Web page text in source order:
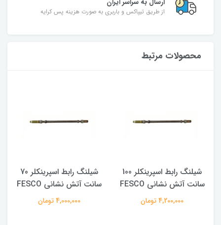
از طریق تیپاکس و باربری به صورت هزینه پس کرایه
محصولات مرتبط
شیلنگ رابط اسپرینکلر 100
سانت آتش نشانی FESCO
4,200,000 تومان
شیلنگ رابط اسپرینکلر 70
سانت آتش نشانی FESCO
4,000,000 تومان